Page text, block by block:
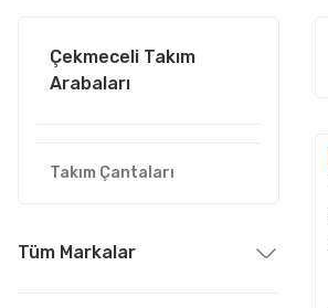
Çekmeceli Takım
Arabaları
Takım Çantaları
Tüm Markalar